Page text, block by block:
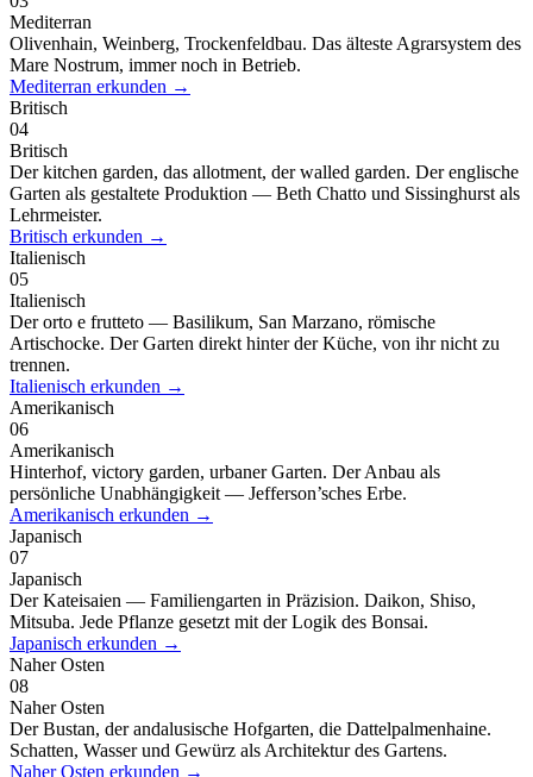
Mediterran
Olivenhain, Weinberg, Trockenfeldbau. Das älteste Agrarsystem des
Mare Nostrum, immer noch in Betrieb.
Mediterran erkunden →
Britisch
04
Britisch
Der kitchen garden, das allotment, der walled garden. Der englische
Garten als gestaltete Produktion — Beth Chatto und Sissinghurst als
Lehrmeister.
Britisch erkunden →
Italienisch
05
Italienisch
Der orto e frutteto — Basilikum, San Marzano, römische
Artischocke. Der Garten direkt hinter der Küche, von ihr nicht zu
trennen.
Italienisch erkunden →
Amerikanisch
06
Amerikanisch
Hinterhof, victory garden, urbaner Garten. Der Anbau als
persönliche Unabhängigkeit — Jefferson’sches Erbe.
Amerikanisch erkunden →
Japanisch
07
Japanisch
Der Kateisaien — Familiengarten in Präzision. Daikon, Shiso,
Mitsuba. Jede Pflanze gesetzt mit der Logik des Bonsai.
Japanisch erkunden →
Naher Osten
08
Naher Osten
Der Bustan, der andalusische Hofgarten, die Dattelpalmenhaine.
Schatten, Wasser und Gewürz als Architektur des Gartens.
Naher Osten erkunden →